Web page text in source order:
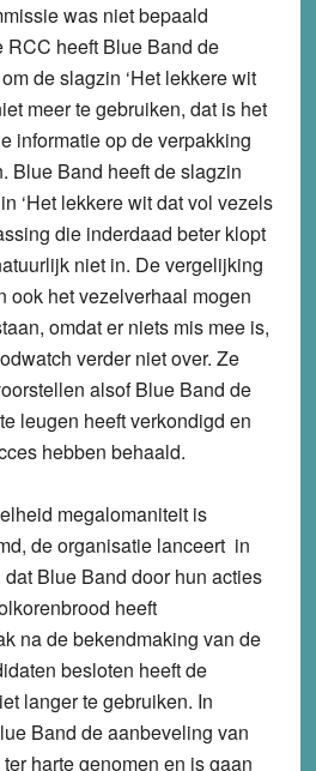
was niet bepaald
heeft Blue Band de
de slagzin ‘Het lekkere wit
meer te gebruiken, dat is het
informatie op de verpakking
Blue Band heeft de slagzin
‘Het lekkere wit dat vol vezels
die inderdaad beter klopt
niet in. De vergelijking
ook het vezelverhaal mogen
omdat er niets mis mee is,
verder niet over. Ze
alsof Blue Band de
leugen heeft verkondigd en
hebben behaald.
megalomaniteit is
de organisatie lanceert in
Blue Band door hun acties
heeft
na de bekendmaking van de
besloten heeft de
langer te gebruiken. In
Band de aanbeveling van
harte genomen en is gaan